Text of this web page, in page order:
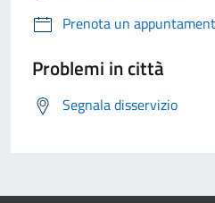
Prenota un
Problemi in città
Segnala disservizio